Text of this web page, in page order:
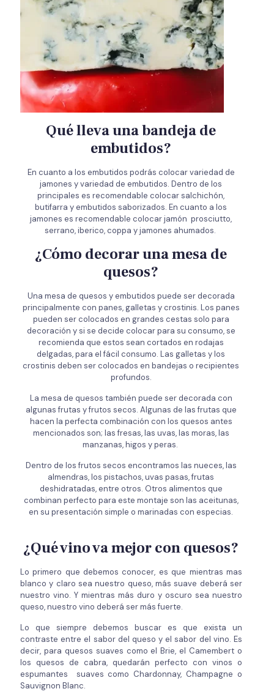
Qué lleva una bandeja de
embutidos?
En cuanto a los embutidos podrás colocar variedad de
jamones y variedad de embutidos. Dentro de los
principales es recomendable colocar salchichón,
butifarra y embutidos saborizados. En cuanto a los
jamones es recomendable colocar jamón prosciutto,
serrano, iberico, coppa y jamones ahumados.
¿Cómo decorar una mesa de
quesos?
Una mesa de quesos y embutidos puede ser decorada
principalmente con panes, galletas y crostinis. Los panes
pueden ser colocados en grandes cestas solo para
decoración y si se decide colocar para su consumo, se
recomienda que estos sean cortados en rodajas
delgadas, para el fácil consumo. Las galletas y los
crostinis deben ser colocados en bandejas o recipientes
profundos.
La mesa de quesos también puede ser decorada con
algunas frutas y frutos secos. Algunas de las frutas que
hacen la perfecta combinación con los quesos antes
mencionados son; las fresas, las uvas, las moras, las
manzanas, higos y peras.
Dentro de los frutos secos encontramos las nueces, las
almendras, los pistachos, uvas pasas, frutas
deshidratadas, entre otros. Otros alimentos que
combinan perfecto para este montaje son las aceitunas,
en su presentación simple o marinadas con especias.
¿Qué vino va mejor con quesos?
Lo primero que debemos conocer, es que mientras mas
blanco y claro sea nuestro queso, más suave deberá ser
nuestro vino. Y mientras más duro y oscuro sea nuestro
queso, nuestro vino deberá ser más fuerte.
Lo que siempre debemos buscar es que exista un
contraste entre el sabor del queso y el sabor del vino. Es
decir, para quesos suaves como el Brie, el Camembert o
los quesos de cabra, quedarán perfecto con vinos o
espumantes suaves como Chardonnay, Champagne o
Sauvignon Blanc.